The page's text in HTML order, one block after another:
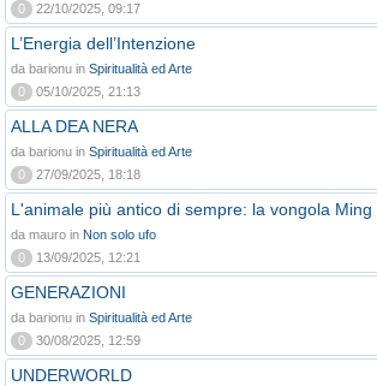
0
22/10/2025, 09:17
L’Energia dell’Intenzione
da barionu in Spiritualità ed Arte
0
05/10/2025, 21:13
ALLA DEA NERA
da barionu in Spiritualità ed Arte
0
27/09/2025, 18:18
L'animale più antico di sempre: la vongola Ming
da mauro in Non solo ufo
0
13/09/2025, 12:21
GENERAZIONI
da barionu in Spiritualità ed Arte
0
30/08/2025, 12:59
UNDERWORLD